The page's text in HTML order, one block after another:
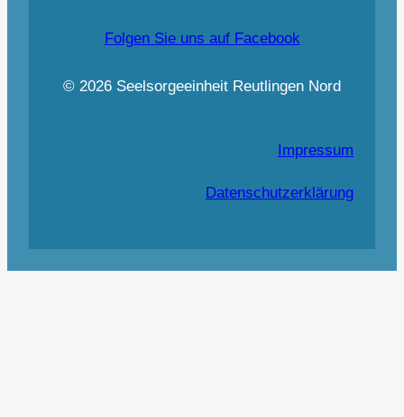
Folgen Sie uns auf Facebook
© 2026 Seelsorgeeinheit Reutlingen Nord
Impressum
Datenschutzerklärung